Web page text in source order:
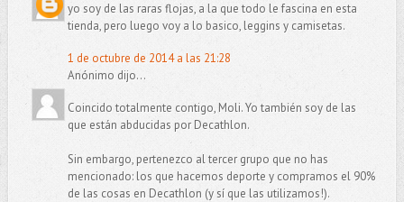
yo soy de las raras flojas, a la que todo le fascina en esta
tienda, pero luego voy a lo basico, leggins y camisetas.
1 de octubre de 2014 a las 21:28
Anónimo dijo...
Coincido totalmente contigo, Moli. Yo también soy de las
que están abducidas por Decathlon.
Sin embargo, pertenezco al tercer grupo que no has
mencionado: los que hacemos deporte y compramos el 90%
de las cosas en Decathlon (y sí que las utilizamos!).